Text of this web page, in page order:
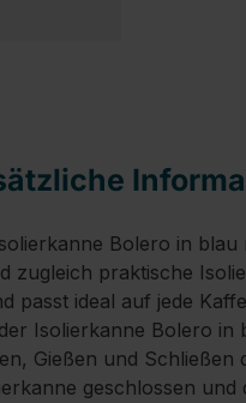
Bolero in
zugleich praktische
passt ideal auf jede
Isolierkanne Bolero in
Gießen und
geschlossen